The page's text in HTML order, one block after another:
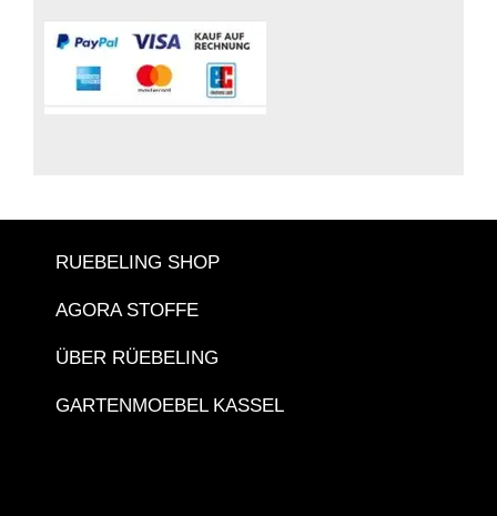
RUEBELING SHOP
AGORA STOFFE
ÜBER RÜEBELING
GARTENMOEBEL KASSEL